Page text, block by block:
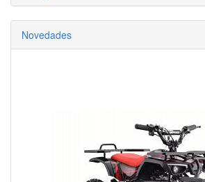
Novedades